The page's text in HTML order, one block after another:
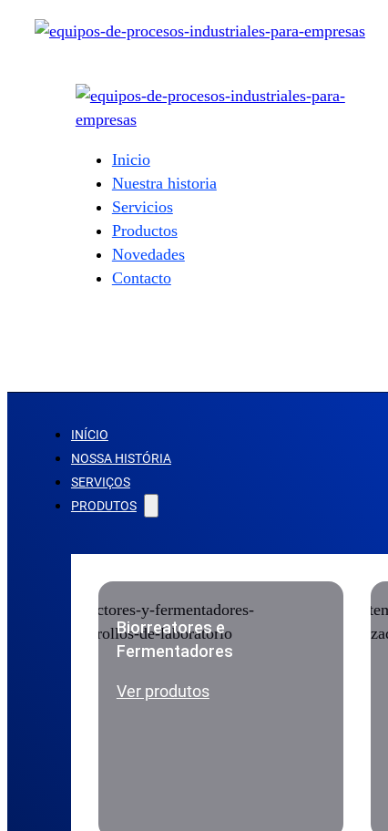
Inicio
Nuestra historia
Servicios
Productos
Novedades
Contacto
INÍCIO
NOSSA HISTÓRIA
SERVIÇOS
PRODUTOS
Biorreatores e
Fermentadores
Ver produtos